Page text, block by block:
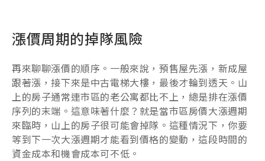
漲價周期的掉隊風險
再來聊聊漲價的順序。一般來說，預售屋先漲，新成屋
跟著漲，接下來是中古電梯大樓，最後才輪到透天。山
上的房子通常連市區的老公寓都比不上，總是排在漲價
序列的末端。這意味著什麼？就是當市區房價大漲週期
來臨時，山上的房子很可能會掉隊。這種情況下，你要
等到下一次大漲週期才能看到價格的變動，這段時間的
資金成本和機會成本可不低。